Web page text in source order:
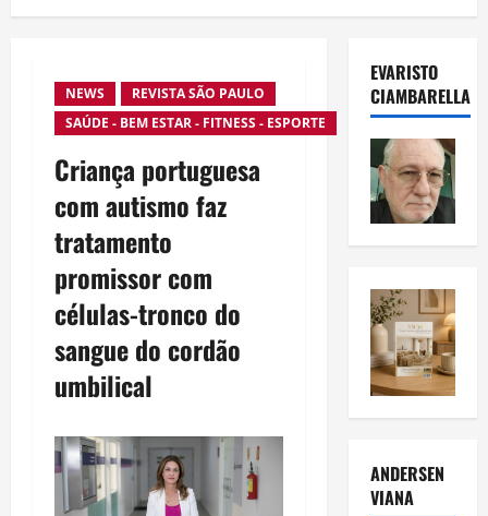
NEWS
REVISTA SÃO PAULO
SAÚDE - BEM ESTAR - FITNESS - ESPORTE
Criança portuguesa
com autismo faz
tratamento
promissor com
células-tronco do
sangue do cordão
umbilical
EVARISTO
CIAMBARELLA
ANDERSEN
VIANA